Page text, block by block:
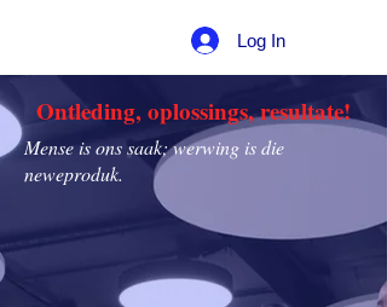
Log In
Ontleding, oplossings, resultate!
Mense is ons saak; werwing is die
neweproduk.